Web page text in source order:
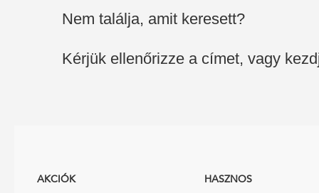
Nem találja, amit keresett?
Kérjük ellenőrizze a címet, vagy
AKCIÓK HASZNOS